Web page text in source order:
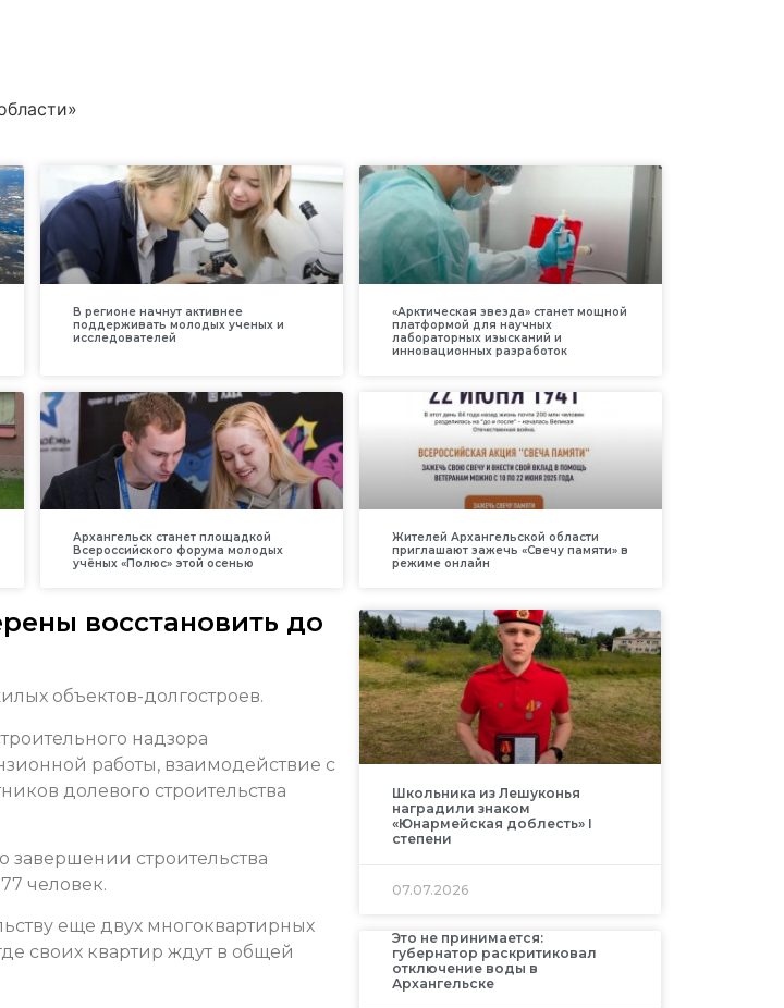
В регионе начнут активнее
поддерживать молодых ученых и
исследователей
«Арктическая звезда» станет мощной
платформой для научных
лабораторных изысканий и
инновационных разработок
Архангельск станет площадкой
Всероссийского форума молодых
учёных «Полюс» этой осенью
Жителей Архангельской области
приглашают зажечь «Свечу памяти» в
режиме онлайн
восстановить до
объектов-долгостроев.
надзора
работы, взаимодействие с
долевого строительства
строительства
человек.
еще двух многоквартирных
своих квартир ждут в общей
Школьника из Лешуконья
наградили знаком
«Юнармейская доблесть» I
степени
07.07.2026
Это не принимается:
губернатор раскритиковал
отключение воды в
Архангельске